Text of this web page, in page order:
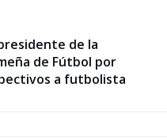
de la
de Fútbol por
a futbolista